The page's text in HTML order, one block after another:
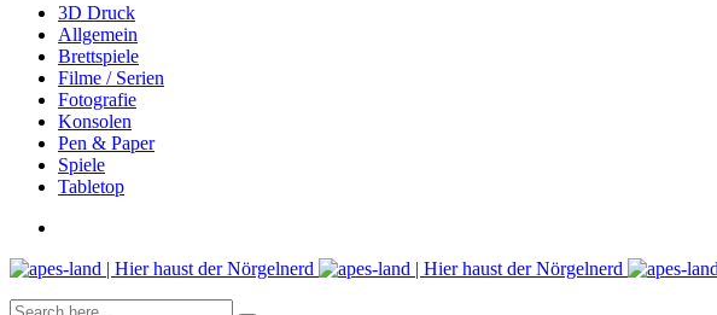
3D Druck
Allgemein
Brettspiele
Filme / Serien
Fotografie
Konsolen
Pen & Paper
Spiele
Tabletop